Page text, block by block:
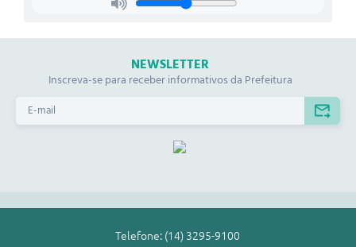
NEWSLETTER
Inscreva-se para receber informativos da Prefeitura
Telefone: (14) 3295-9100